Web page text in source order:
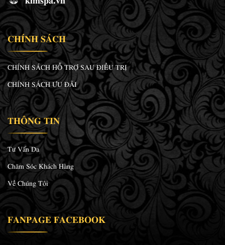
CHÍNH SÁCH
CHÍNH SÁCH HỖ TRỢ SAU ĐIỀU TRỊ
CHÍNH SÁCH ƯU ĐÃI
THÔNG TIN
Tư Vấn Da
Chăm Sóc Khách Hàng
Về Chúng Tôi
FANPAGE FACEBOOK